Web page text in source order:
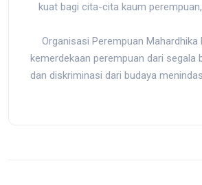
kuat bagi cita-cita kaum
Organisasi Perempuan Mahardhika
kemerdekaan perempuan dari segala
dan diskriminasi dari budaya